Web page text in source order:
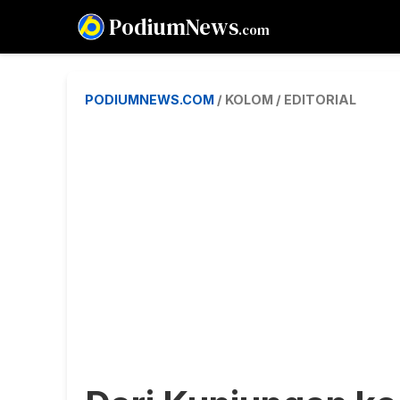
PodiumNews.com
PODIUMNEWS.COM / KOLOM / EDITORIAL